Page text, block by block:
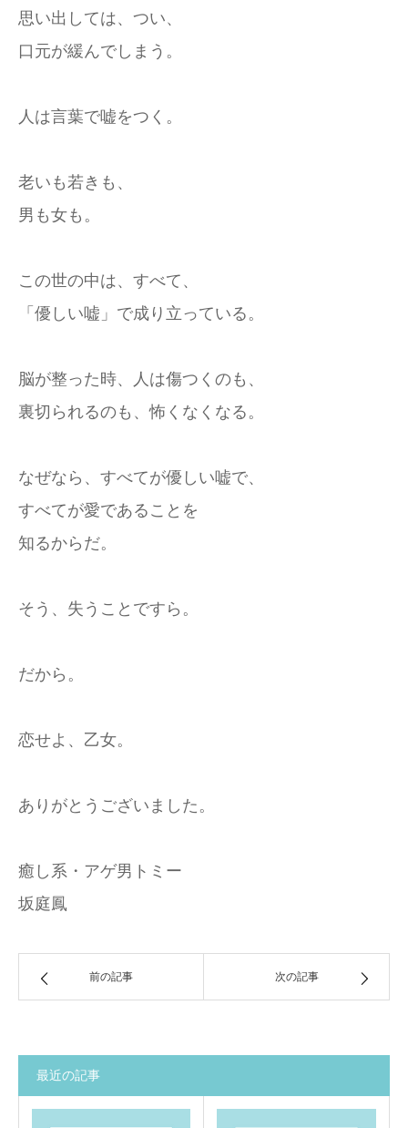
思い出しては、つい、
口元が緩んでしまう。
人は言葉で嘘をつく。
老いも若きも、
男も女も。
この世の中は、すべて、
「優しい嘘」で成り立っている。
脳が整った時、人は傷つくのも、
裏切られるのも、怖くなくなる。
なぜなら、すべてが優しい嘘で、
すべてが愛であることを
知るからだ。
そう、失うことですら。
だから。
恋せよ、乙女。
ありがとうございました。
癒し系・アゲ男トミー
坂庭鳳
前の記事 次の記事
最近の記事